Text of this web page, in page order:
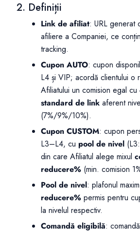
2. Definiții
Link de afiliat: URL generat
afiliere a Companiei, ce
tracking.
Cupon AUTO: cupon
L4 și VIP; acordă clientului o
Afiliatului un comision egal cu
standard de link aferent
(7%/9%/10%).
Cupon CUSTOM: cupon
L3–L4, cu pool de nivel
din care Afiliatul alege mixul
reducere% (min. comision
Pool de nivel: plafonul maxim
reducere% permis pentru
la nivelul respectiv.
Comandă eligibilă: